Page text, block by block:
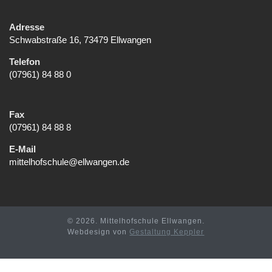
Adresse
Schwabstraße 16, 73479 Ellwangen
Telefon
(07961) 84 88 0
Fax
(07961) 84 88 8
E-Mail
mittelhofschule@ellwangen.de
© 2026. Mittelhofschule Ellwangen.
Webdesign vonGestaltung Keppler